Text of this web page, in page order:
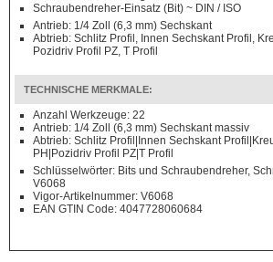
Schraubendreher-Einsatz (Bit) ~ DIN / ISO
Antrieb: 1/4 Zoll (6,3 mm) Sechskant
Abtrieb: Schlitz Profil, Innen Sechskant Profil,
Pozidriv Profil PZ, T Profil
TECHNISCHE MERKMALE:
Anzahl Werkzeuge: 22
Antrieb: 1/4 Zoll (6,3 mm) Sechskant massiv
Abtrieb: Schlitz Profil|Innen Sechskant
PH|Pozidriv Profil PZ|T Profil
Schlüsselwörter: Bits und Schraubendreher,
V6068
Vigor-Artikelnummer: V6068
EAN GTIN Code: 4047728060684